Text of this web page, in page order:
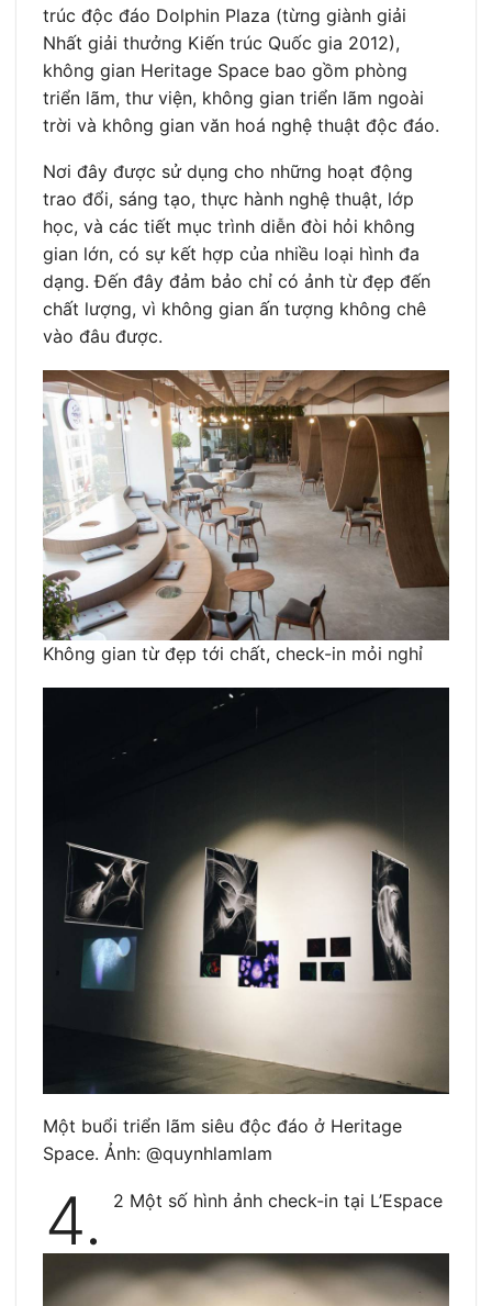
trúc độc đáo Dolphin Plaza (từng giành giải
Nhất giải thưởng Kiến trúc Quốc gia 2012),
không gian Heritage Space bao gồm phòng
triển lãm, thư viện, không gian triển lãm ngoài
trời và không gian văn hoá nghệ thuật độc đáo.
Nơi đây được sử dụng cho những hoạt động
trao đổi, sáng tạo, thực hành nghệ thuật, lớp
học, và các tiết mục trình diễn đòi hỏi không
gian lớn, có sự kết hợp của nhiều loại hình đa
dạng. Đến đây đảm bảo chỉ có ảnh từ đẹp đến
chất lượng, vì không gian ấn tượng không chê
vào đâu được.
Không gian từ đẹp tới chất, check-in mỏi nghỉ
Một buổi triển lãm siêu độc đáo ở Heritage
Space. Ảnh: @quynhlamlam
4. 2 Một số hình ảnh check-in tại L’Espace